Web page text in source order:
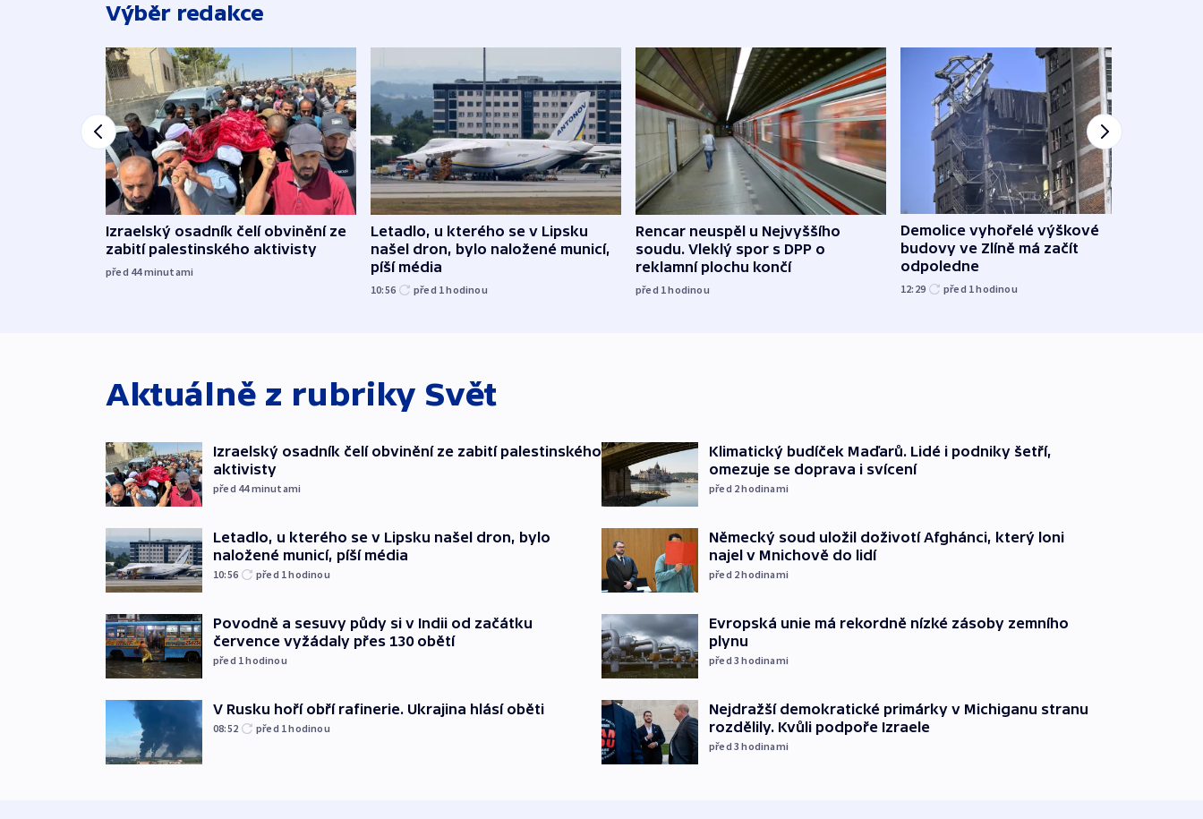
Výběr redakce
Izraelský osadník čelí obvinění ze
zabití palestinského aktivisty
před 44minutami
Letadlo, u kterého se v Lipsku
našel dron, bylo naložené municí,
píší média
10:56 před 1hodinou
Rencar neuspěl u Nejvyššího
soudu. Vleklý spor s DPP o
reklamní plochu končí
před 1hodinou
Demolice vyhořelé výškové
budovy ve Zlíně má začít
odpoledne
12:29 před 1hodinou
Aktuálně z rubriky Svět
Izraelský osadník čelí obvinění ze zabití palestinského
aktivisty
před 44minutami
Letadlo, u kterého se v Lipsku našel dron, bylo
naložené municí, píší média
10:56 před 1hodinou
Povodně a sesuvy půdy si v Indii od začátku
července vyžádaly přes 130 obětí
před 1hodinou
V Rusku hoří obří rafinerie. Ukrajina hlásí oběti
08:52 před 1hodinou
Klimatický budíček Maďarů. Lidé i podniky šetří,
omezuje se doprava i svícení
před 2hodinami
Německý soud uložil doživotí Afghánci, který loni
najel v Mnichově do lidí
před 2hodinami
Evropská unie má rekordně nízké zásoby zemního
plynu
před 3hodinami
Nejdražší demokratické primárky v Michiganu stranu
rozdělily. Kvůli podpoře Izraele
před 3hodinami